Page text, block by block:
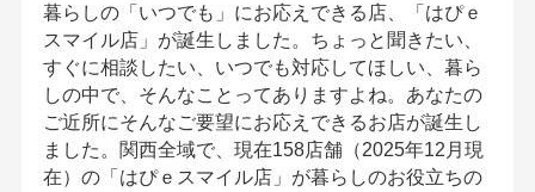
暮らしの「いつでも」にお応えできる店、「はぴｅ
スマイル店」が誕生しました。ちょっと聞きたい、
すぐに相談したい、いつでも対応してほしい、暮ら
しの中で、そんなことってありますよね。あなたの
ご近所にそんなご要望にお応えできるお店が誕生し
ました。関西全域で、現在158店舗（2025年12月現
在）の「はぴｅスマイル店」が暮らしのお役立ちの